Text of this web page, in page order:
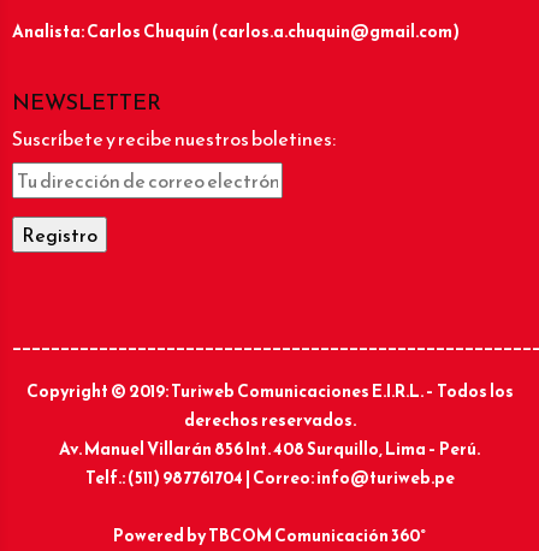
Analista: Carlos Chuquín (carlos.a.chuquin@gmail.com)
NEWSLETTER
Suscríbete y recibe nuestros boletines:
Copyright © 2019: Turiweb Comunicaciones E.I.R.L. – Todos los
derechos reservados.
Av. Manuel Villarán 856 Int. 408 Surquillo, Lima – Perú.
Telf.: (511) 987761704 | Correo: info@turiweb.pe
Powered byTBCOM Comunicación 360°